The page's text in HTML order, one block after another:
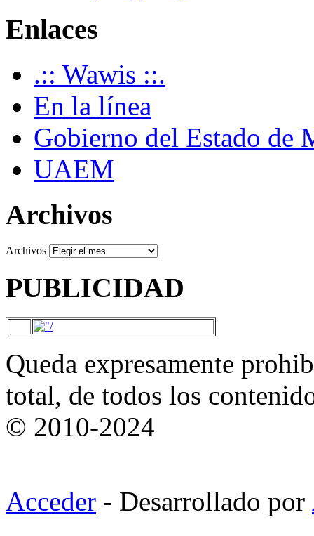
Enlaces
.:: Wawis ::.
En la línea
Gobierno del Estado de
UAEM
Archivos
Archivos
PUBLICIDAD
Queda expresamente
total, de todos los
© 2010-2024
Acceder - Desarrollado por